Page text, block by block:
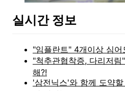
실시간 정보